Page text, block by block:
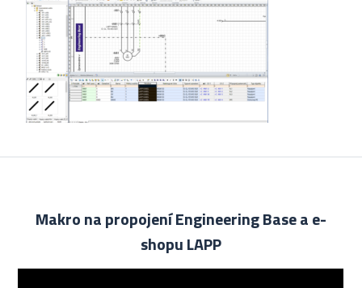
Makro na propojení Engineering Base a e-
shopu LAPP